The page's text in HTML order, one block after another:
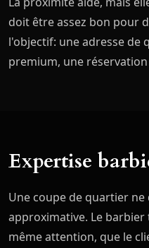
doit être assez bon pour
l'objectif: une adresse de
premium, une
Expertise
Une coupe de quartier
approximative. Le
même attention, que le